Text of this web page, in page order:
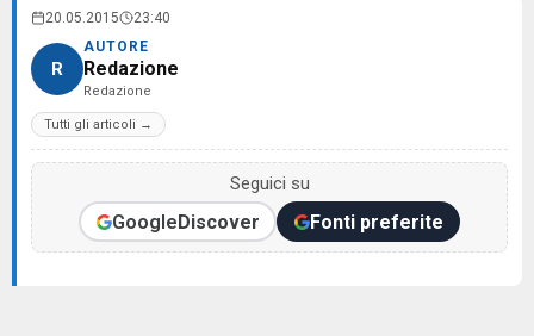
20.05.2015 23:40
R
AUTORE
Redazione
Redazione
Tutti gli articoli →
Seguici su
GoogleDiscover Fonti preferite